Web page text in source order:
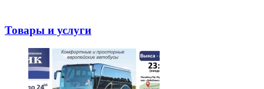
Товары и услуги